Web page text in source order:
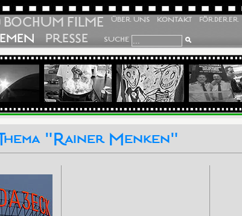
BOCHUM FILME ÜBER UNS KONTAKT FÖRDERER
PRESSE SUCHE
"Rainer Menken"